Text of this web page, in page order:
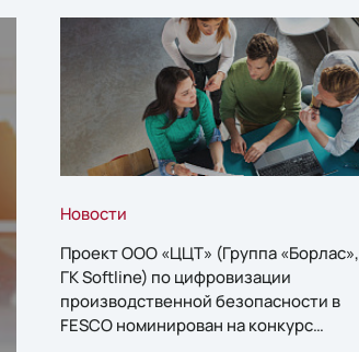
Новости
Проект ООО «ЦЦТ» (Группа «Борлас»,
ГК Softline) по цифровизации
производственной безопасности в
FESCO номинирован на конкурс